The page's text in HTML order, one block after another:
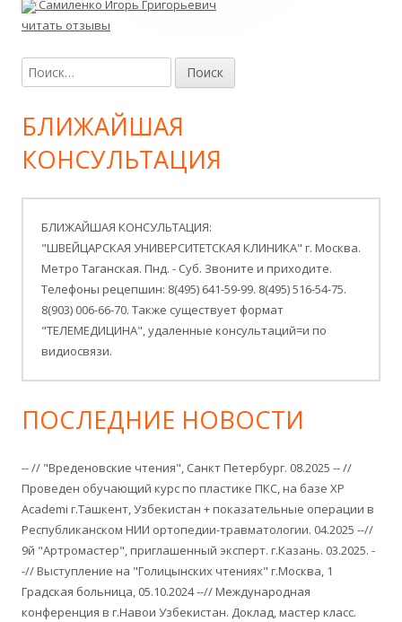
Самиленко Игорь Григорьевич
читать отзывы
Найти:
БЛИЖАЙШАЯ
КОНСУЛЬТАЦИЯ
БЛИЖАЙШАЯ КОНСУЛЬТАЦИЯ:
"ШВЕЙЦАРСКАЯ УНИВЕРСИТЕТСКАЯ КЛИНИКА" г. Москва.
Метро Таганская. Пнд. - Суб. Звоните и приходите.
Телефоны рецепшин: 8(495) 641-59-99. 8(495) 516-54-75.
8(903) 006-66-70. Также существует формат
"ТЕЛЕМЕДИЦИНА", удаленные консультаций=и по
видиосвязи.
ПОСЛЕДНИЕ НОВОСТИ
-- // "Вреденовские чтения", Санкт Петербург. 08.2025 -- //
Проведен обучающий курс по пластике ПКС, на базе XP
Academi г.Ташкент, Узбекистан + показательные операции в
Республиканском НИИ ортопедии-травматологии. 04.2025 --//
9й "Артромастер", приглашенный эксперт. г.Казань. 03.2025. -
-// Выступление на "Голицынских чтениях" г.Москва, 1
Градская больница, 05.10.2024 --// Международная
конференция в г.Навои Узбекистан. Доклад, мастер класс.